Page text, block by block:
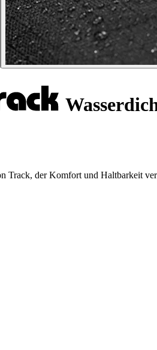
Track, der Komfort und Haltbarkeit